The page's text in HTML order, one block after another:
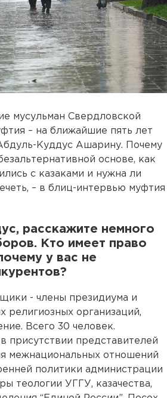
мусульман Свердловской
– на ближайшие пять лет
Куддус Ашарину. Почему
основе, как
с казаками и нужна ли
– в блиц-интервью муфтия
расскажите немного
Кто имеет право
у вас не
- члены президиума и
религиозных организаций,
Всего 30 человек.
присутствии представителей
межнациональных отношений
политики администрации
теологии УГГУ, казачества,